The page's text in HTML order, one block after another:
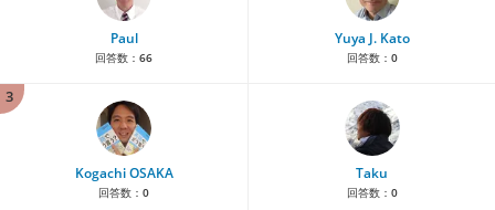
Paul
回答数： 66
Yuya J. Kato
回答数： 0
3
Kogachi OSAKA
回答数： 0
Taku
回答数： 0